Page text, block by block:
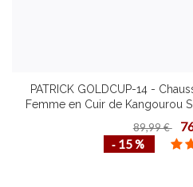
PATRICK GOLDCUP-14 -
Femme en Cuir de Kangourou
Performance PU
89,99 €
‐ 15 %